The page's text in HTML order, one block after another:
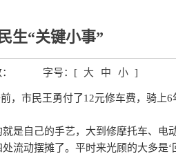
生“关键小事”
字号：[ 大 中 小 ]
市民王勇付了12元修车费，骑上6
自己的手艺，大到修摩托车、电
流动摆摊了。平时来光顾的大多是‘